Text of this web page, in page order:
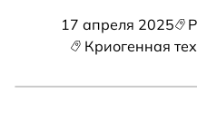
17 апреля 2025
Криогенная